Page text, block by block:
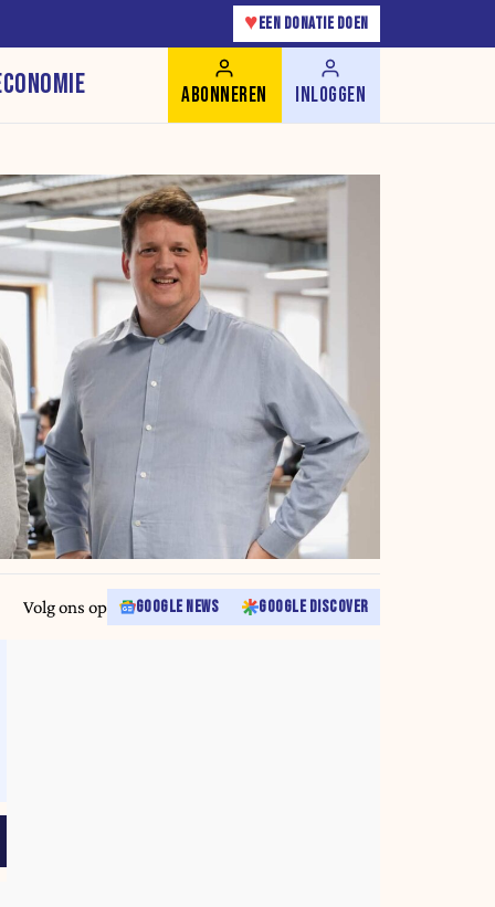
♥ EEN DONATIE DOEN
ABONNEREN INLOGGEN
Volg ons op GOOGLE NEWS GOOGLE DISCOVER